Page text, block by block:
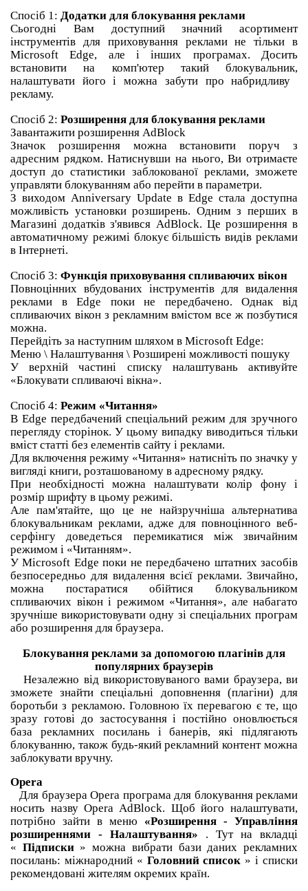
Спосіб 1: Додатки для блокування реклами
Сьогодні Вам доступний значний асортимент
інструментів для приховування реклами не тільки в
Microsoft Edge, але і інших програмах.
Досить
встановити на комп'ютер такий блокувальник,
налаштувати його і можна забути про набридливу ​​
рекламу.
Спосіб 2: Розширення для блокування реклами
Завантажити розширення AdBlock
Значок розширення можна встановити поруч з
адресним рядком.Натиснувши на нього, Ви отримаєте
доступ до статистики заблокованої реклами, зможете
управляти блокуванням або перейти в параметри.
З виходом Anniversary Update в Edge стала доступна
можливість установки розширень. Одним з перших в
Магазині додатків з'явився AdBlock. Це розширення в
автоматичному режимі блокує більшість видів реклами
в Інтернеті.
Спосіб 3: Функція приховування спливаючих вікон
Повноцінних вбудованих інструментів для видалення
реклами в Edge поки не передбачено.Однак від
спливаючих вікон з рекламним вмістом все ж позбутися
можна.
Перейдіть за наступним шляхом в Microsoft Edge:
Меню \ Налаштування \ Розширені можливості пошуку
У верхній частині списку налаштувань активуйте
«Блокувати спливаючі вікна».
Спосіб 4: Режим «Читання»
В Edge передбачений спеціальний режим для зручного
перегляду сторінок. У цьому випадку виводиться тільки
вміст статті без елементів сайту і реклами.
Для включення режиму «Читання» натисніть по значку у
вигляді книги, розташованому в адресному рядку.
При необхідності можна налаштувати колір фону і
розмір шрифту в цьому режимі.
Але пам'ятайте, що це не найзручніша альтернатива
блокувальникам реклами, адже для повноцінного веб-
серфінгу доведеться перемикатися між звичайним
режимом і «Читанням».
У Microsoft Edge поки не передбачено штатних засобів
безпосередньо для видалення всієї реклами. Звичайно,
можна постаратися обійтися блокувальником
спливаючих вікон і режимом «Читання», але набагато
зручніше використовувати одну зі спеціальних програм
або розширення для браузера.
Блокування реклами за допомогою плагінів для
популярних браузерів
Незалежно від використовуваного вами браузера, ви
зможете знайти спеціальні доповнення (плагіни) для
боротьби з рекламою. Головною їх перевагою є те, що
зразу готові до застосування і постійно оновлюється
база рекламних посилань і банерів, які підлягають
блокуванню, також будь-який рекламний контент можна
заблокувати вручну.
Opera
Для браузера Opera програма для блокування реклами
носить назву Opera AdBlock. Щоб його налаштувати,
потрібно зайти в меню «Розширення - Управління
розширеннями - Налаштування» . Тут на вкладці
« Підписки » можна вибрати бази даних рекламних
посилань: міжнародний « Головний список » і списки
рекомендовані жителям окремих країн.